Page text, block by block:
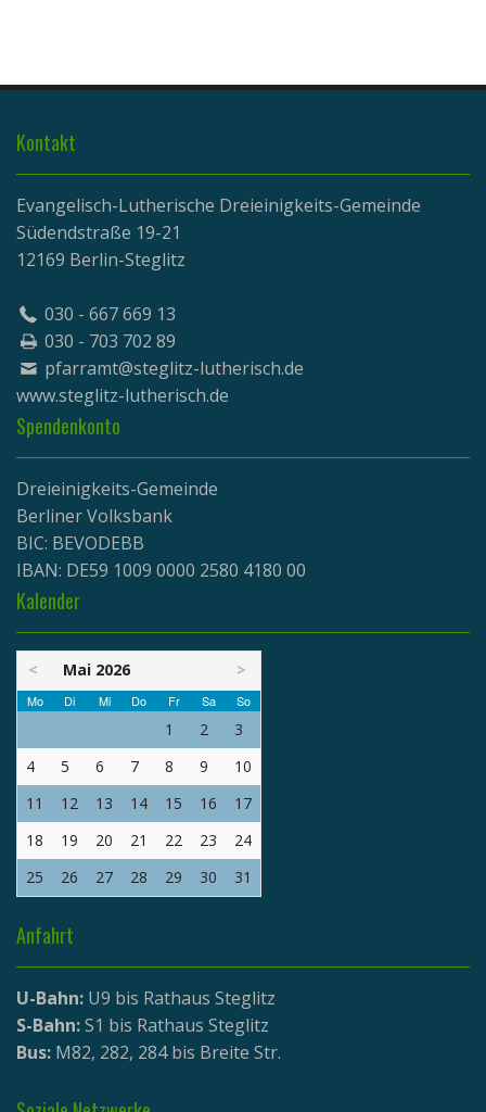
Kontakt
Evangelisch-Lutherische Dreieinigkeits-Gemeinde
Südendstraße 19-21
12169 Berlin-Steglitz
030 - 667 669 13
030 - 703 702 89
pfarramt@steglitz-lutherisch.de
www.steglitz-lutherisch.de
Spendenkonto
Dreieinigkeits-Gemeinde
Berliner Volksbank
BIC: BEVODEBB
IBAN: DE59 1009 0000 2580 4180 00
Kalender
< Mai 2026 >
Mo Di Mi Do Fr Sa So
1 2
3
4
5 6 7 8 9
10
11
12 13 14 15 16
17
18
19 20 21 22 23
24
25
26 27 28 29 30 31
Anfahrt
U-Bahn: U9 bis Rathaus Steglitz
S-Bahn:S1 bis Rathaus Steglitz
Bus: M82, 282, 284 bis Breite Str.